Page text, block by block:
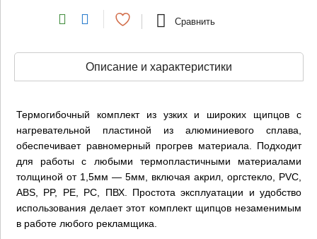
Сравнить
Описание и характеристики
Термогибочный комплект из узких и широких щипцов с
нагревательной пластиной из алюминиевого сплава,
обеспечивает равномерный прогрев материала. Подходит
для работы с любыми термопластичными материалами
толщиной от 1,5мм — 5мм, включая акрил, оргстекло, PVC,
ABS, PP, PE, PC, ПВХ. Простота эксплуатации и удобство
использования делает этот комплект щипцов незаменимым
в работе любого рекламщика.